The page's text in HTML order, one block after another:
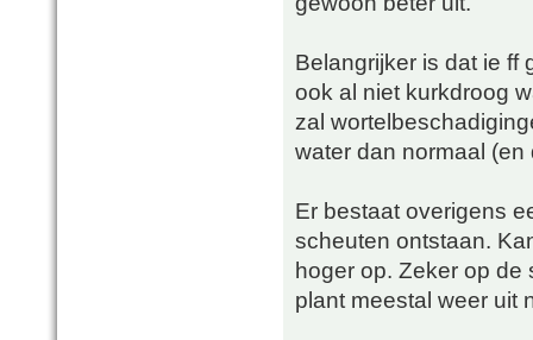
Belangrijker is dat ie ff
ook al niet kurkdroog
zal
water dan normaal
Er bestaat overigens
scheuten ontstaan.
hoger op. Zeker op de
plant meestal weer uit